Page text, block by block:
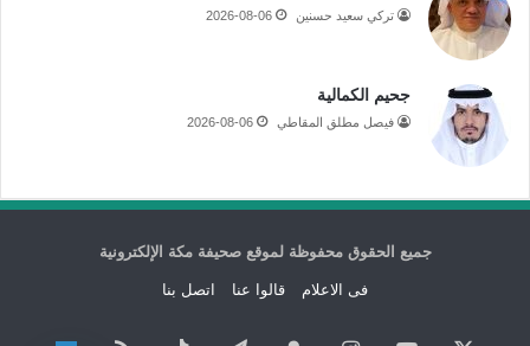
تركي سعيد حسنين 2026-08-06
جحيم الكمالية
فيصل مطلق المقاطي 2026-08-06
جميع الحقوق محفوظة لموقع صحيفة مكة الإلكترونية
فى الاعلام قالوا عنا اتصل بنا